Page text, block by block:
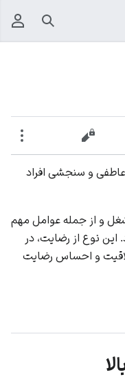
جستجو
نمایش مبدأ
و سنجشی افراد
و از جمله عوامل مهم
نوع از رضایت، در
و احساس رضایت